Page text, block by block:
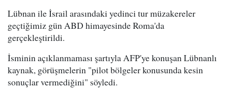
Lübnan ile İsrail arasındaki yedinci tur müzakereler
geçtiğimiz gün ABD himayesinde Roma'da
gerçekleştirildi.
İsminin açıklanmaması şartıyla AFP'ye konuşan Lübnanlı
kaynak, görüşmelerin "pilot bölgeler konusunda kesin
sonuçlar vermediğini" söyledi.